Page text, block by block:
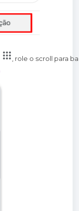
, role o scroll para